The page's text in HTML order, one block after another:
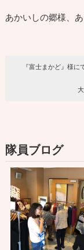
あかいしの郷様、
『富士まかど』様に
隊員ブログ